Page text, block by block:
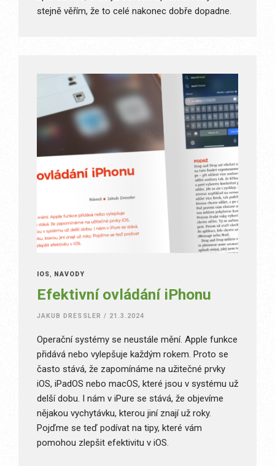
stejně věřím, že to celé nakonec dobře dopadne.
IOS, NÁVODY
Efektivní ovládání iPhonu
JAKUB DRESSLER / 21.3.2024
Operační systémy se neustále mění. Apple funkce
přidává nebo vylepšuje každým rokem. Proto se
často stává, že zapomínáme na užitečné prvky
iOS, iPadOS nebo macOS, které jsou v systému už
delší dobu. I nám v iPure se stává, že objevíme
nějakou vychytávku, kterou jiní znají už roky.
Pojďme se teď podívat na tipy, které vám
pomohou zlepšit efektivitu v iOS.